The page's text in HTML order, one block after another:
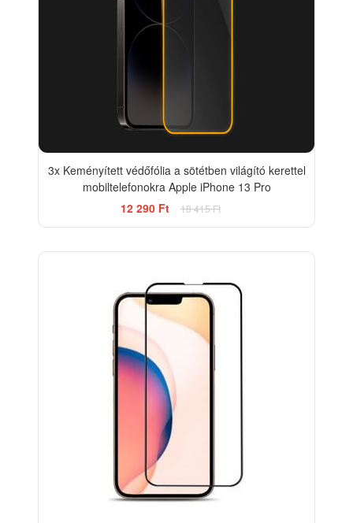
3x Keményített védőfólia a sötétben világító kerettel
mobiltelefonokra Apple iPhone 13 Pro
12 290 Ft
18 415 Ft